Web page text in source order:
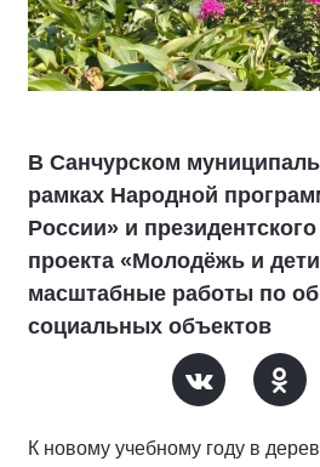
В Санчурском
рамках Народной
России» и
проекта «Молодёжь и
масштабные работы по
социальных объектов
К новому учебному году в